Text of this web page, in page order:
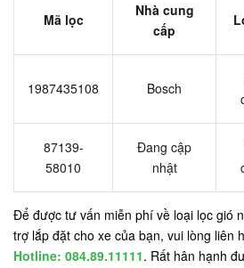
Mã lọc
Nhà cung
cấp
1987435108 Bosch
87139-
58010
Đang cập
nhật
Để được tư vấn miễn phí về loại lọc gió
trợ lắp đặt cho xe của bạn, vui lòng liên
Hotline: 084.89.11111. Rất hân hạnh